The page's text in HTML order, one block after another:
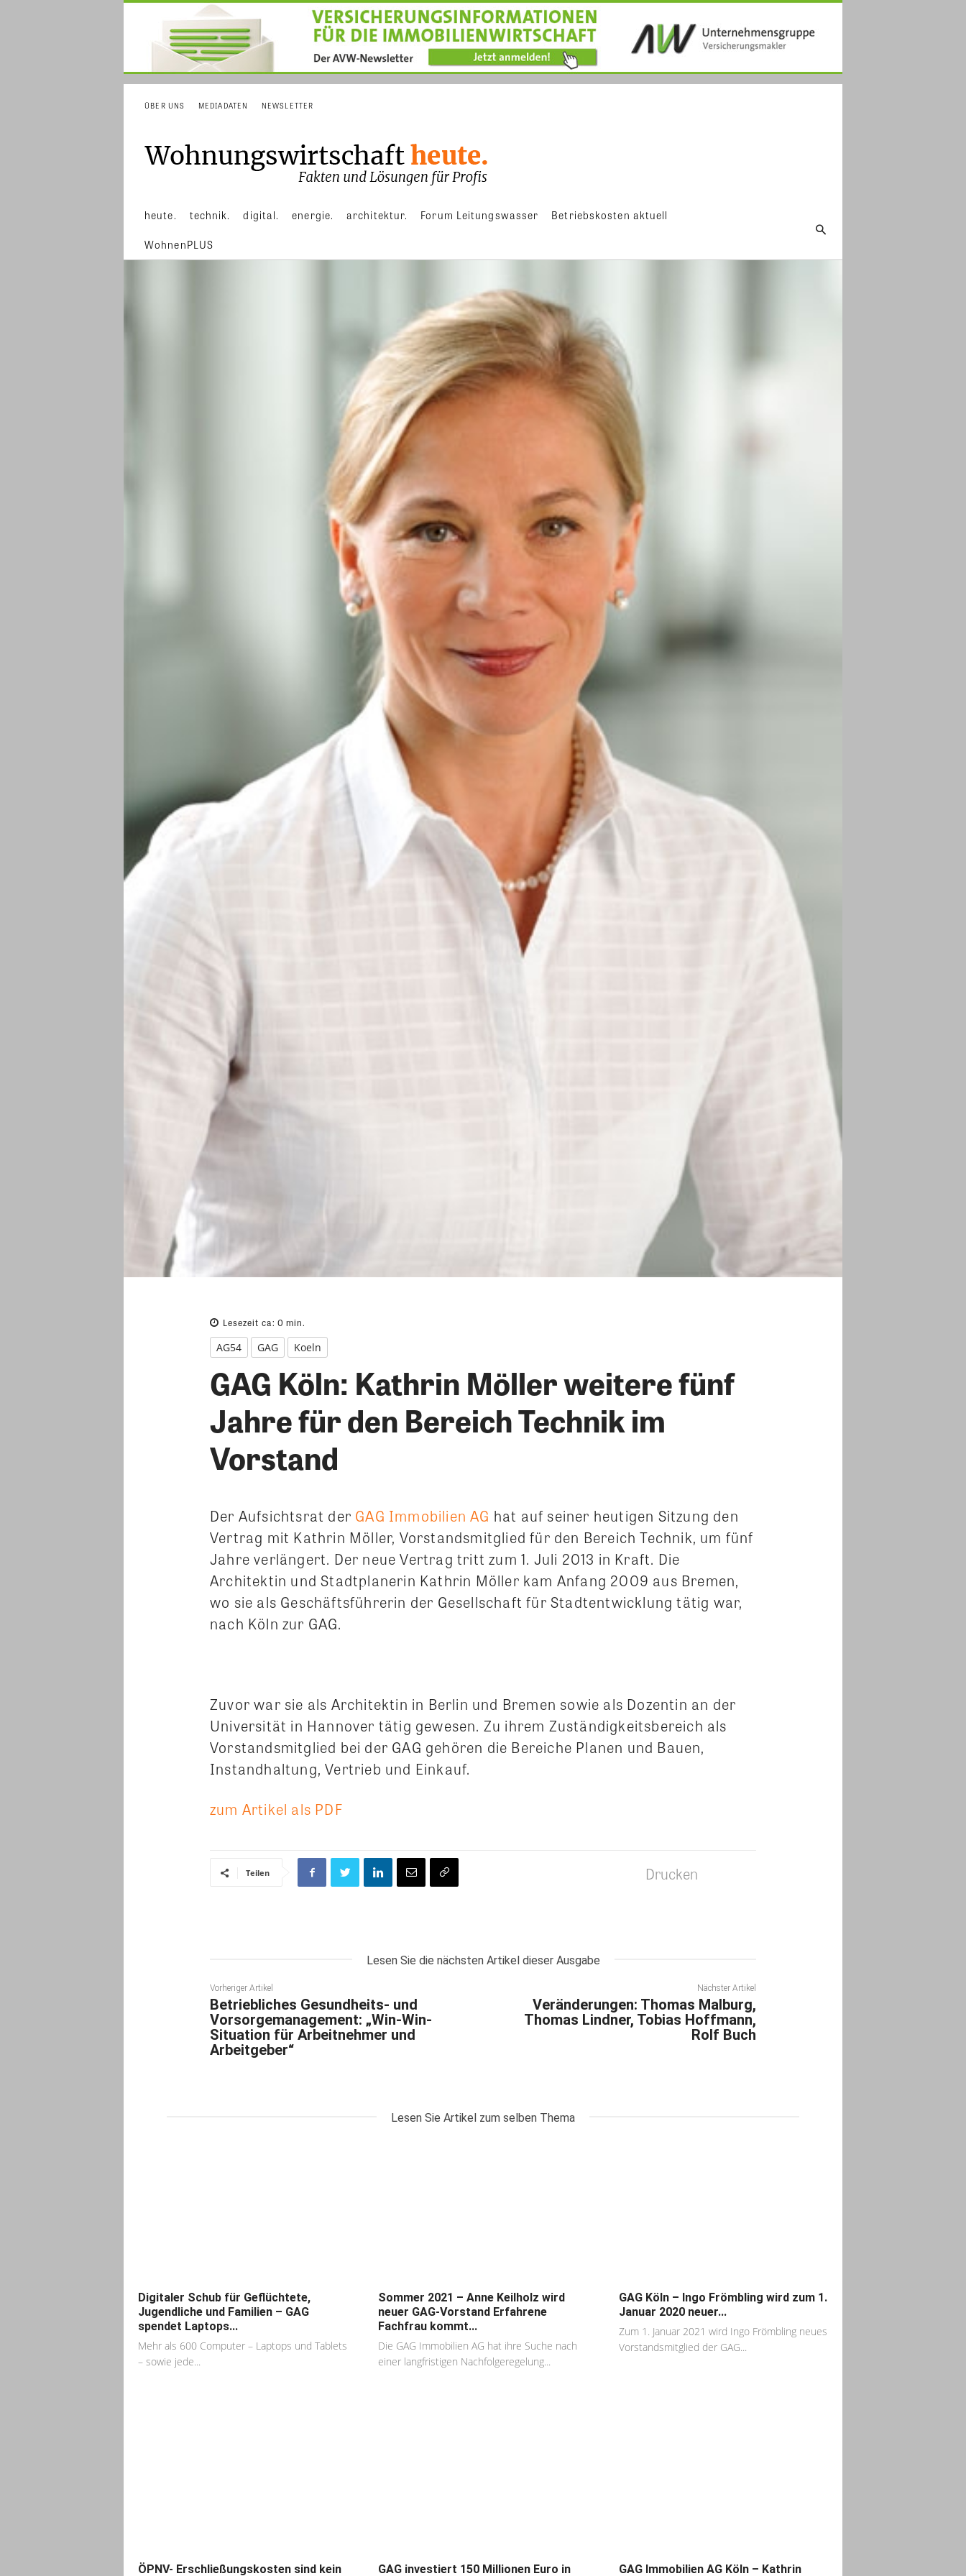
ÜBER UNS MEDIADATEN NEWSLETTER
heute. technik. digital. energie. architektur. Forum Leitungswasser Betriebskosten aktuell
WohnenPLUS
Lesezeit ca: 0 min.
AG54 GAG Koeln
GAG Köln: Kathrin Möller weitere fünf
Jahre für den Bereich Technik im
Vorstand
Der Aufsichtsrat der GAG Immobilien AG hat auf seiner heutigen Sitzung den
Vertrag mit Kathrin Möller, Vorstandsmitglied für den Bereich Technik, um fünf
Jahre verlängert. Der neue Vertrag tritt zum 1. Juli 2013 in Kraft. Die
Architektin und Stadtplanerin Kathrin Möller kam Anfang 2009 aus Bremen,
wo sie als Geschäftsführerin der Gesellschaft für Stadtentwicklung tätig war,
nach Köln zur GAG.
Zuvor war sie als Architektin in Berlin und Bremen sowie als Dozentin an der
Universität in Hannover tätig gewesen. Zu ihrem Zuständigkeitsbereich als
Vorstandsmitglied bei der GAG gehören die Bereiche Planen und Bauen,
Instandhaltung, Vertrieb und Einkauf.
zum Artikel als PDF
Teilen Drucken
Lesen Sie die nächsten Artikel dieser Ausgabe
Vorheriger Artikel
Betriebliches Gesundheits- und
Vorsorgemanagement: „Win-Win-
Situation für Arbeitnehmer und
Arbeitgeber“
Nächster Artikel
Veränderungen: Thomas Malburg,
Thomas Lindner, Tobias Hoffmann,
Rolf Buch
Lesen Sie Artikel zum selben Thema
Digitaler Schub für Geflüchtete,
Jugendliche und Familien – GAG
spendet Laptops...
Mehr als 600 Computer – Laptops und Tablets
– sowie jede...
Sommer 2021 – Anne Keilholz wird
neuer GAG-Vorstand Erfahrene
Fachfrau kommt...
Die GAG Immobilien AG hat ihre Suche nach
einer langfristigen Nachfolgeregelung...
GAG Köln – Ingo Frömbling wird zum 1.
Januar 2020 neuer...
Zum 1. Januar 2021 wird Ingo Frömbling neues
Vorstandsmitglied der GAG...
ÖPNV- Erschließungskosten sind kein GAG investiert 150 Millionen Euro in GAG Immobilien AG Köln – Kathrin